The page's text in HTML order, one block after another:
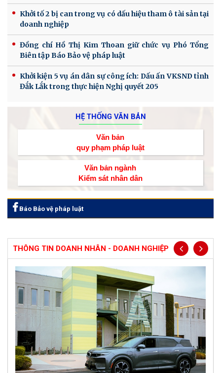
Khởi tố 2 bị can trong vụ có dấu hiệu tham ô tài sản tại
doanh nghiệp
Đồng chí Hồ Thị Kim Thoan giữ chức vụ Phó Tổng
Biên tập Báo Bảo vệ pháp luật
Khởi kiện 5 vụ án dân sự công ích: Dấu ấn VKSND tỉnh
Đắk Lắk trong thực hiện Nghị quyết 205
HỆ THỐNG VĂN BẢN
Văn bản
quy phạm pháp luật
Văn bản ngành
Kiểm sát nhân dân
Báo Bảo vệ pháp luật
THÔNG TIN DOANH NHÂN - DOANH NGHIỆP